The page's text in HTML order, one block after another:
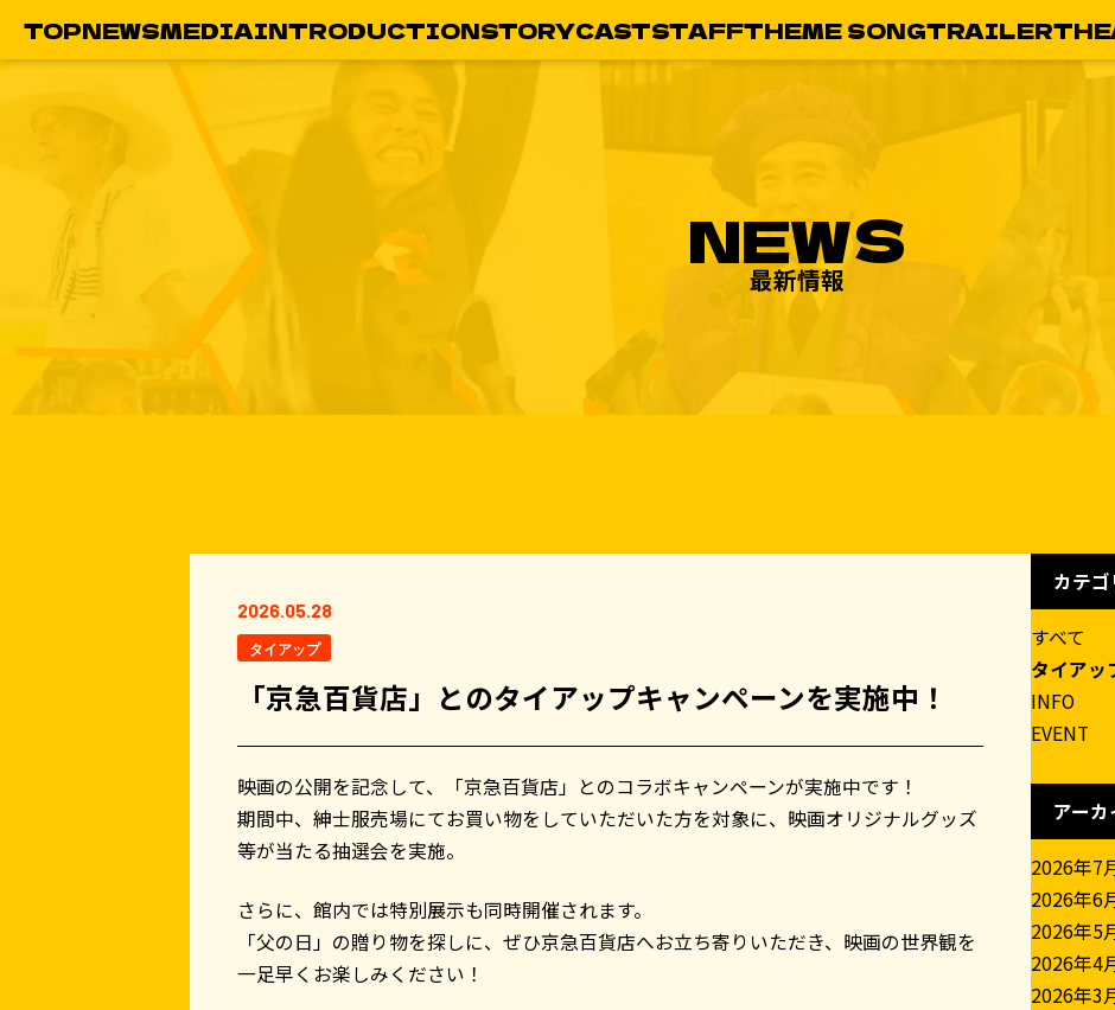
TOPNEWSMEDIAINTRODUCTIONSTORYCASTSTAFFTHEME SONGTRAILER
NEWS
最新情報
2026.05.28
タイアップ
「京急百貨店」とのタイアップキャンペーンを実施中！
映画の公開を記念して、「京急百貨店」とのコラボキャンペーンが実施中です！
期間中、紳士服売場にてお買い物をしていただいた方を対象に、映画オリジナルグッズ
等が当たる抽選会を実施。
さらに、館内では特別展示も同時開催されます。
「父の日」の贈り物を探しに、ぜひ京急百貨店へお立ち寄りいただき、映画の世界観を
一足早くお楽しみください！
カテゴ
すべて
タイアッ
INFO
EVENT
アー
2026年7
2026年6
2026年5
2026年4
2026年3